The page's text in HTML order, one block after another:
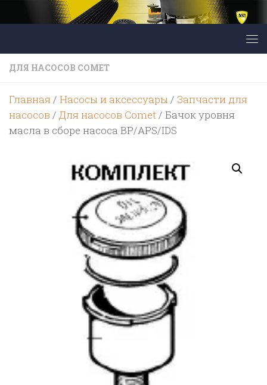
Перейти к содержимому
ДЛЯ НАСОСОВ COMET
Главная/ Насосы и аксессуары/ Запчасти для
насосов / Для насосов Comet/ Бачок уровня
масла в сборе насоса BP/APS/IDS